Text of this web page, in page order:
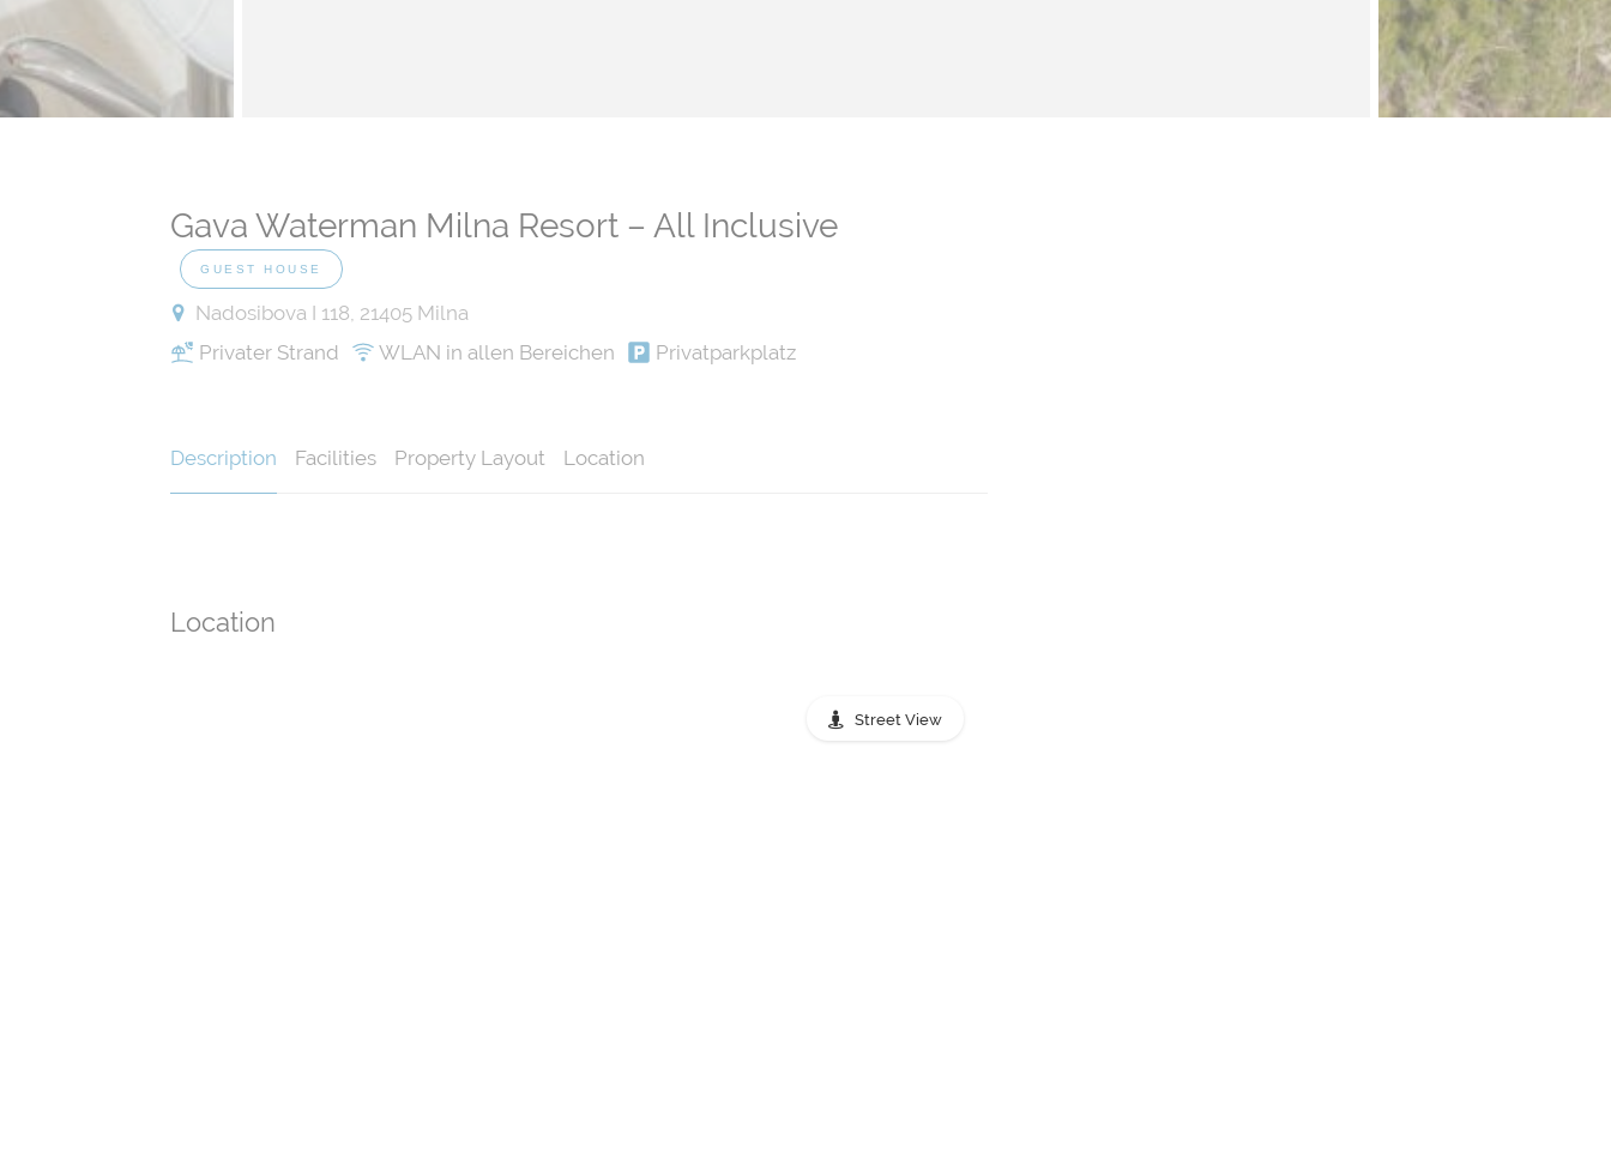
Gava Waterman Milna Resort – All Inclusive
GUEST HOUSE
Nadosibova I 118, 21405 Milna
Privater Strand
WLAN in allen Bereichen Privatparkplatz
Description Facilities Property Layout Location
Location
Street View